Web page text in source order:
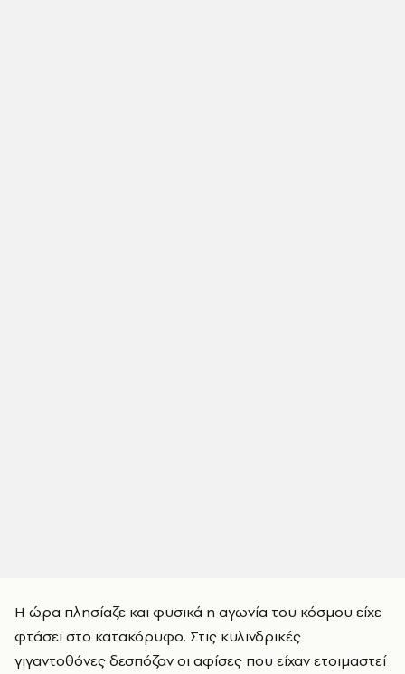
Η ώρα πλησίαζε και φυσικά η αγωνία του κόσμου είχε
φτάσει στο κατακόρυφο. Στις κυλινδρικές
γιγαντοθόνες δεσπόζαν οι αφίσες που είχαν ετοιμαστεί